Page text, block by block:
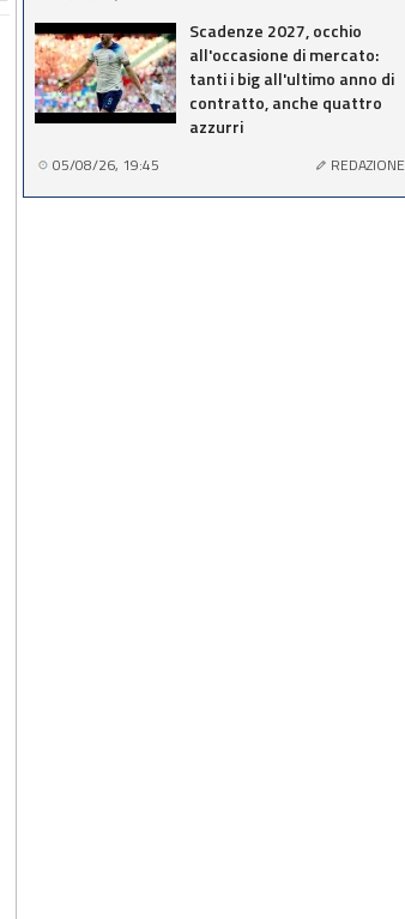
Scadenze 2027, occhio
all'occasione di mercato:
tanti i big all'ultimo anno di
contratto, anche quattro
azzurri
05/08/26, 19:45 REDAZIONE